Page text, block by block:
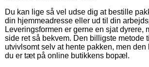
Du kan lige så vel udse dig at bestille
din hjemmeadresse eller ud til din
Leveringsformen er gerne en sjat dyrere,
side ret så bekvem. Den billigste metode
utvivlsomt selv at hente pakken, men
du er tæt på online butikkens bopæl.